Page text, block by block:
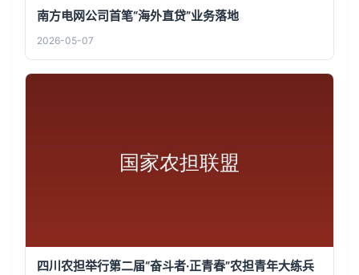
南方电网公司首笔“海外直贷”业务落地
2026-05-07
四川农担举行第二届“奋斗者·正青春”农担青年大练兵